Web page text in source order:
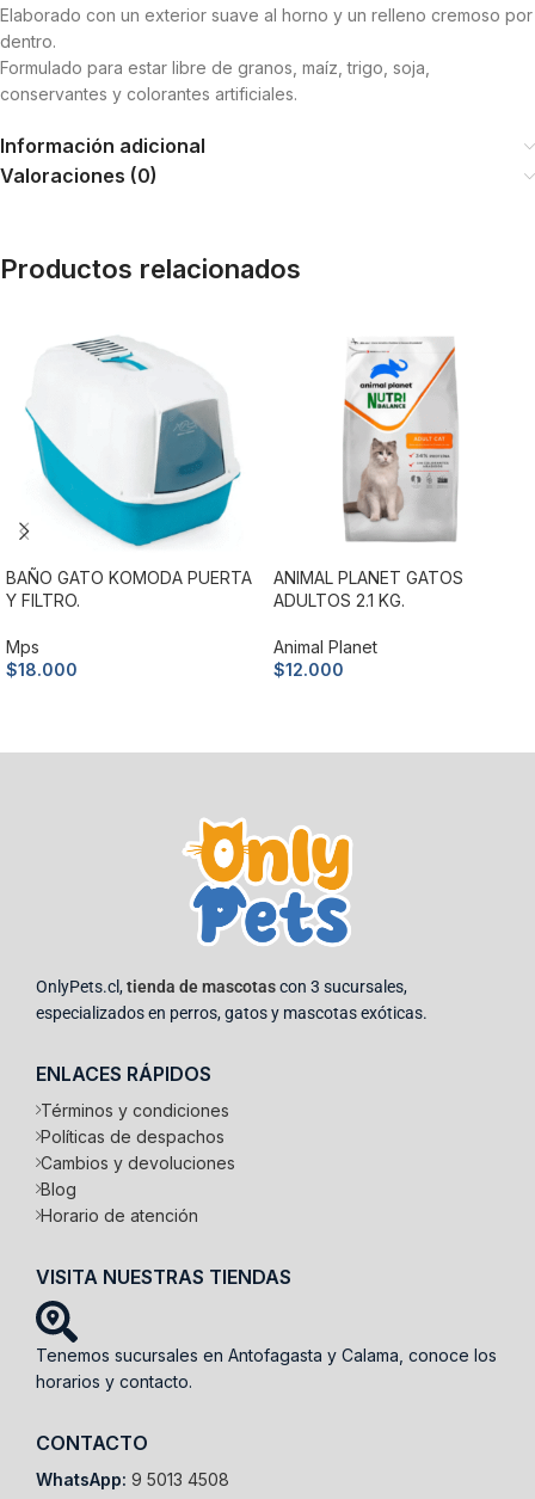
Elaborado con un exterior suave al horno y un relleno cremoso por
dentro.
Formulado para estar libre de granos, maíz, trigo, soja,
conservantes y colorantes artificiales.
Información adicional
Valoraciones (0)
Productos relacionados
BAÑO GATO KOMODA PUERTA
Y FILTRO.
Mps
$18.000
ANIMAL PLANET GATOS
ADULTOS 2.1 KG.
Animal Planet
$12.000
OnlyPets.cl,tienda de mascotascon 3 sucursales,
especializados en perros, gatos y mascotas exóticas.
ENLACES RÁPIDOS
Términos y condiciones
Políticas de despachos
Cambios y devoluciones
Blog
Horario de atención
VISITA NUESTRAS TIENDAS
Tenemos sucursales en Antofagasta y Calama, conoce los
horarios y contacto.
CONTACTO
WhatsApp: 9 5013 4508